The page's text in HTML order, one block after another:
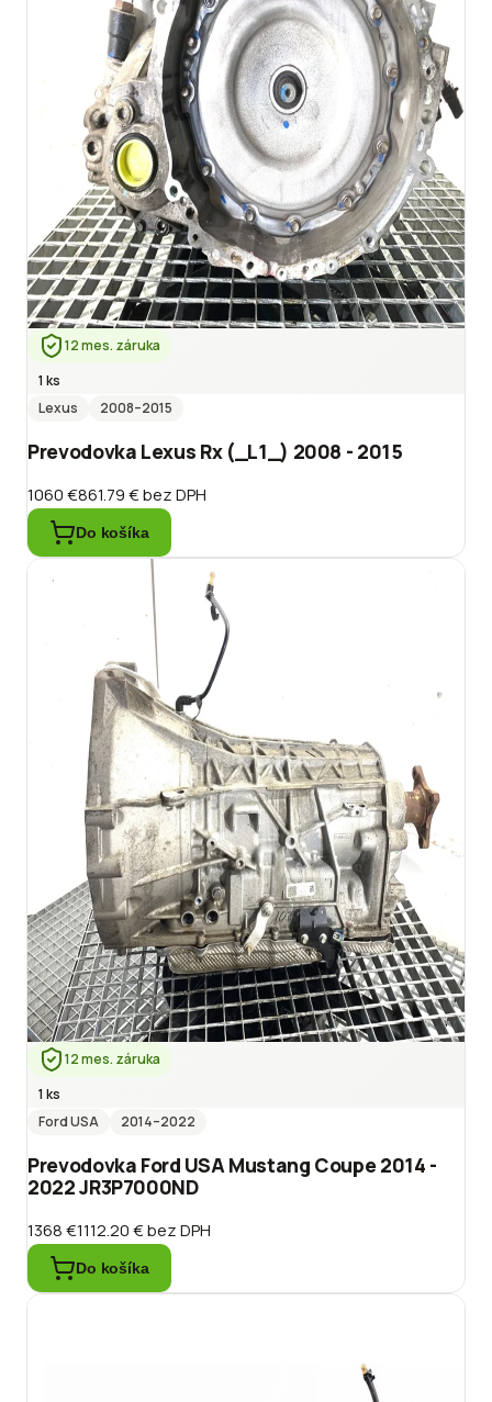
12 mes. záruka
1 ks
Lexus
2008–2015
Prevodovka Lexus Rx (_L1_) 2008 - 2015
1060 €861.79 €bez DPH
Do košíka
12 mes. záruka
1 ks
Ford USA
2014–2022
Prevodovka Ford USA Mustang Coupe 2014 -
2022 JR3P7000ND
1368 €1112.20 €bez DPH
Do košíka